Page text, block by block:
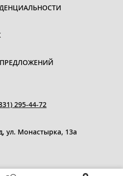
295-44-72
ул. Монастырка, 13a